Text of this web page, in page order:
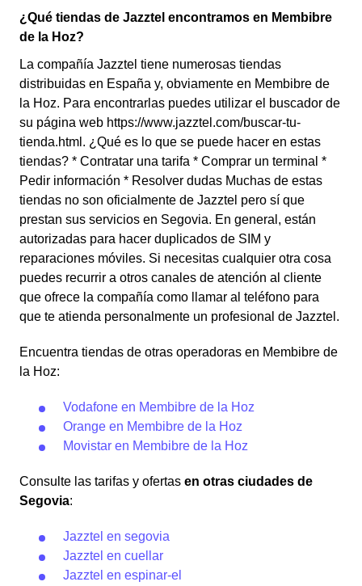
¿Qué tiendas de Jazztel encontramos en Membibre
de la Hoz?
La compañía Jazztel tiene numerosas tiendas
distribuidas en España y, obviamente en Membibre de
la Hoz. Para encontrarlas puedes utilizar el buscador de
su página web https://www.jazztel.com/buscar-tu-
tienda.html. ¿Qué es lo que se puede hacer en estas
tiendas? * Contratar una tarifa * Comprar un terminal *
Pedir información * Resolver dudas Muchas de estas
tiendas no son oficialmente de Jazztel pero sí que
prestan sus servicios en Segovia. En general, están
autorizadas para hacer duplicados de SIM y
reparaciones móviles. Si necesitas cualquier otra cosa
puedes recurrir a otros canales de atención al cliente
que ofrece la compañía como llamar al teléfono para
que te atienda personalmente un profesional de Jazztel.
Encuentra tiendas de otras operadoras en Membibre de
la Hoz:
Vodafone en Membibre de la Hoz
Orange en Membibre de la Hoz
Movistar en Membibre de la Hoz
Consulte las tarifas y ofertas en otras ciudades de
Segovia:
Jazztel en segovia
Jazztel en cuellar
Jazztel en espinar-el